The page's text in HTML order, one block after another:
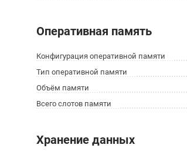
Оперативная память
Конфигурация оперативной памяти
Тип оперативной памяти
Объём памяти
Всего слотов памяти
Хранение данных